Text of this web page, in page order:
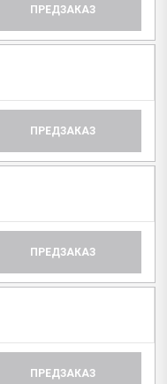
ПРЕДЗАКАЗ
ПРЕДЗАКАЗ
ПРЕДЗАКАЗ
ПРЕДЗАКАЗ